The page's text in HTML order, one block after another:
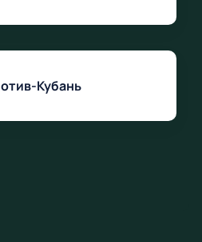
Кубань